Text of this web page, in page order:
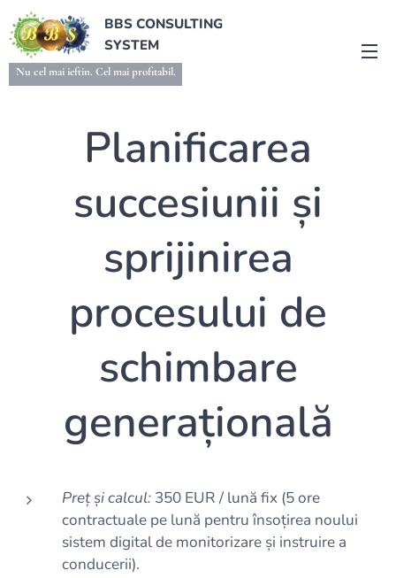
BBS CONSULTING
SYSTEM
Nu cel mai ieftin. Cel mai profitabil.
Planificarea
succesiunii și
sprijinirea
procesului de
schimbare
generațională
Preț și calcul: 350 EUR / lună fix (5 ore
contractuale pe lună pentru însoțirea noului
sistem digital de monitorizare și instruire a
conducerii).